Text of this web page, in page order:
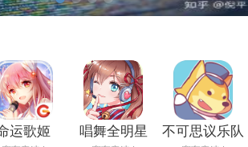
运歌姬 唱舞全明星 不可思议乐队